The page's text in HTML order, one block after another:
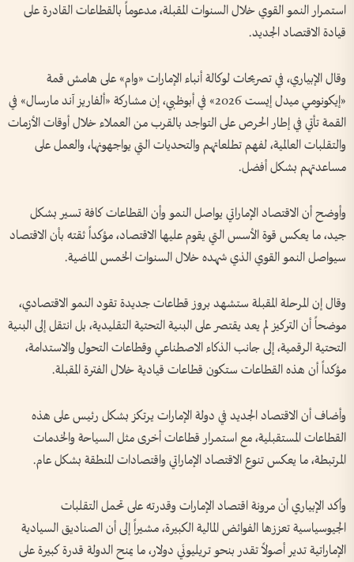
استمرار النمو القوي خلال السنوات المقبلة، مدعوماً بالقطاعات القادرة على
قيادة الاقتصاد الجديد.
وقال الإبياري، في تصريحات لوكالة أنباء الإمارات «وام» على هامش قمة
«إيكونومي ميدل إيست 2026» في أبوظبي، إن مشاركة «ألفاريز آند مارسال» في
القمة تأتي في إطار الحرص على التواجد بالقرب من العملاء خلال أوقات الأزمات
والتقلبات العالمية، لفهم تطلعاتهم والتحديات التي يواجهونها، والعمل على
مساعدتهم بشكل أفضل.
وأوضح أن الاقتصاد الإماراتي يواصل النمو وأن القطاعات كافة تسير بشكل
جيد، ما يعكس قوة الأسس التي يقوم عليها الاقتصاد، مؤكداً ثقته بأن الاقتصاد
سيواصل النمو القوي الذي شهده خلال السنوات الخمس الماضية.
وقال إن المرحلة المقبلة ستشهد بروز قطاعات جديدة تقود النمو الاقتصادي،
موضحاً أن التركيز لم يعد يقتصر على البنية التحتية التقليدية، بل انتقل إلى البنية
التحتية الرقمية، إلى جانب الذكاء الاصطناعي وقطاعات التحول والاستدامة،
مؤكداً أن هذه القطاعات ستكون قطاعات قيادية خلال الفترة المقبلة.
وأضاف أن الاقتصاد الجديد في دولة الإمارات يرتكز بشكل رئيس على هذه
القطاعات المستقبلية، مع استمرار قطاعات أخرى مثل السياحة والخدمات
المرتبطة، ما يعكس تنوع الاقتصاد الإماراتي واقتصادات المنطقة بشكل عام.
وأكد الإبياري أن مرونة اقتصاد الإمارات وقدرته على تحمل التقلبات
الجيوسياسية تعززها الفوائض المالية الكبيرة، مشيراً إلى أن الصناديق السيادية
الإماراتية تدير أصولاً تقدر بنحو تريليونَي دولار، ما يمنح الدولة قدرة كبيرة على